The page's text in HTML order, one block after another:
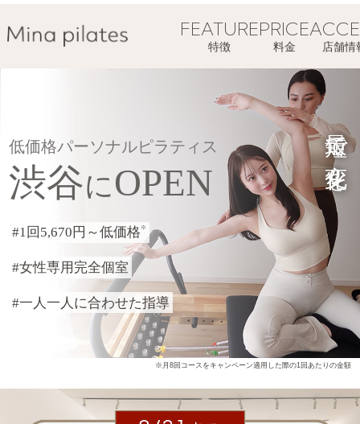
FEATURE
特徴
PRICE
料金 店舗情
低価格パーソナルピラティス 最短で変化を
渋谷にOPEN
#1回5,670円～低価格 ※
#女性専用完全個室
#一人一人に合わせた指導
※月8回コースをキャンペーン適用した際の1回あたりの金額